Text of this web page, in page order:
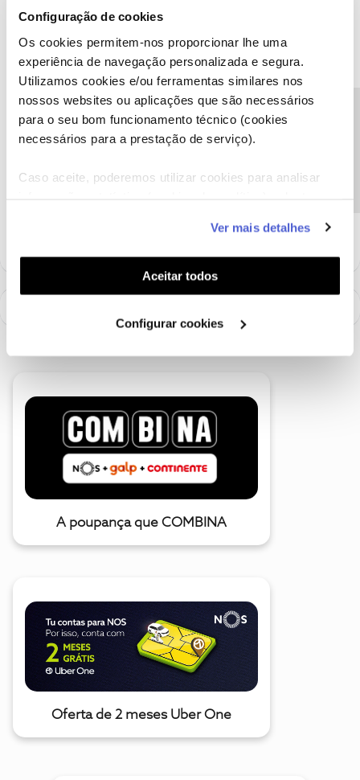
Configuração de cookies
Os cookies permitem-nos proporcionar lhe uma
experiência de navegação personalizada e segura.
Utilizamos cookies e/ou ferramentas similares nos
nossos websites ou aplicações que são necessários
para o seu bom funcionamento técnico (cookies
necessários para a prestação de serviço).
Caso aceite, poderemos utilizar cookies para analisar
funcionalidades (cookies de personalização e
funcionalidade) e adaptar anúncios aos seus interesses
(cookies de publicidade personalizada). Pode gerir a
utilização dos cookies clicando em "Configurar
Ver mais detalhes
Aceitar todos
Configurar cookies
Mário P. Forum|Forum|1 year ago
@DeoManu, bom dia.
Assim sendo, envie-nos uma mensagem privada com o seu
número de contribuinte para o perfil ​
@Fórum
como "Melhor Resposta" e faça "Like" nos melhores comentários.
A poupança que COMBINA
Oferta de 2 meses Uber One